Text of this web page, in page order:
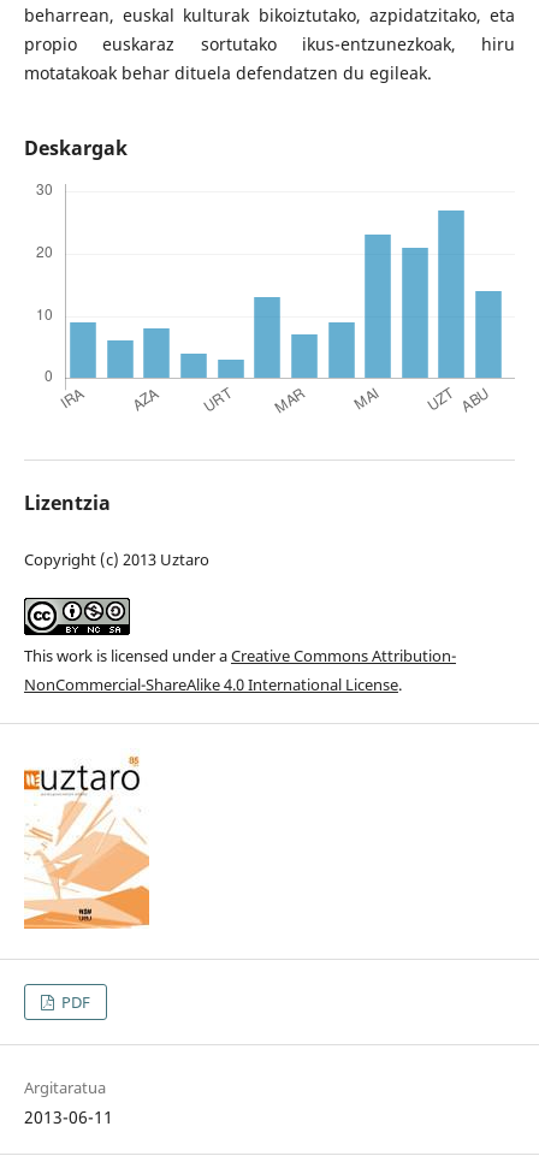
beharrean, euskal kulturak bikoiztutako, azpidatzitako, eta
propio euskaraz sortutako ikus-entzunezkoak, hiru
motatakoak behar dituela defendatzen du egileak.
Deskargak
Lizentzia
Copyright (c) 2013 Uztaro
This work is licensed under aCreative Commons Attribution-
NonCommercial-ShareAlike 4.0 International License.
PDF
Argitaratua
2013-06-11